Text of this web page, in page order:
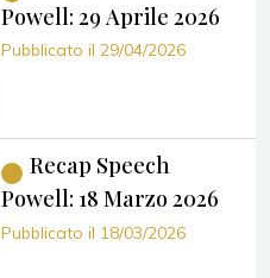
Powell: 29 Aprile 2026
Pubblicato il 29/04/2026
Recap Speech
Powell: 18 Marzo 2026
Pubblicato il 18/03/2026